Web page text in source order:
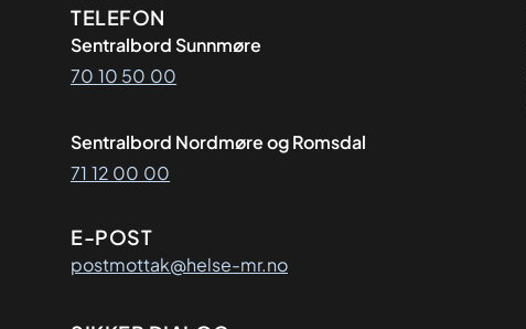
Kontaktinformasjon
TELEFON
Sentralbord Sunnmøre
70 10 50 00
Sentralbord Nordmøre og Romsdal
71 12 00 00
E-POST
postmottak@helse-mr.no